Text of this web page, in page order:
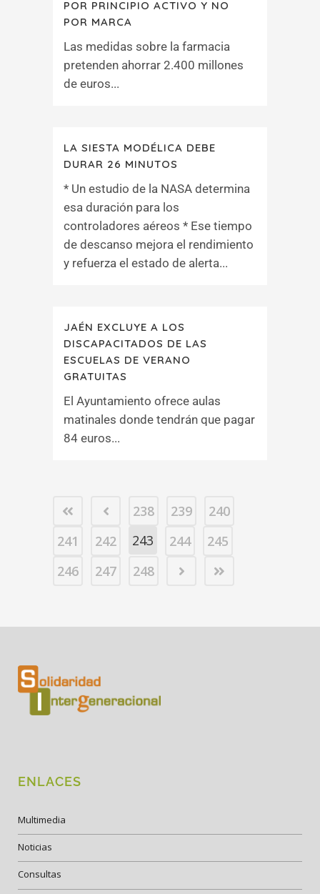
POR PRINCIPIO ACTIVO Y NO
POR MARCA
Las medidas sobre la farmacia
pretenden ahorrar 2.400 millones
de euros...
LA SIESTA MODÉLICA DEBE
DURAR 26 MINUTOS
* Un estudio de la NASA determina
esa duración para los
controladores aéreos * Ese tiempo
de descanso mejora el rendimiento
y refuerza el estado de alerta...
JAÉN EXCLUYE A LOS
DISCAPACITADOS DE LAS
ESCUELAS DE VERANO
GRATUITAS
El Ayuntamiento ofrece aulas
matinales donde tendrán que pagar
84 euros...
238 239
240
241
242 243 244
245
246
247 248
ENLACES
Multimedia
Noticias
Consultas